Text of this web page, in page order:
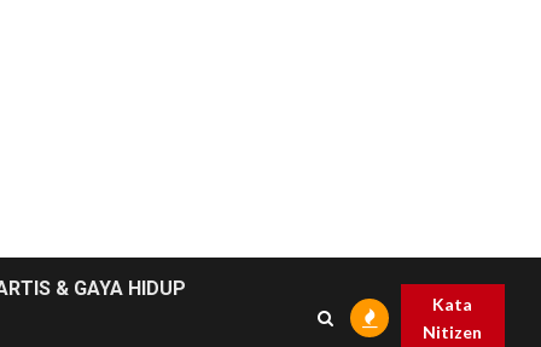
& GAYA HIDUP
Kata
Nitizen
UUD 1945 dan
Program Strategis
Prabowo